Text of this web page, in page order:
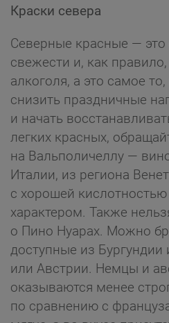
Краски севера
Северные красные — это
свежести и, как
алкоголя, а это самое то,
снизить праздничные
и начать
легких красных,
на Вальполичеллу —
Италии, из региона
с хорошей
характером. Также
о Пино Нуарах. Можно
доступные из
или Австрии. Немцы и
оказываются менее
по сравнению с